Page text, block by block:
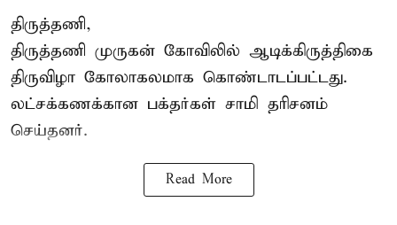
திருத்தணி,
திருத்தணி முருகன் கோவிலில் ஆடிக்கிருத்திகை
திருவிழா கோலாகலமாக கொண்டாடப்பட்டது.
லட்சக்கணக்கான பக்தர்கள் சாமி தரிசனம்
செய்தனர்.
Read More